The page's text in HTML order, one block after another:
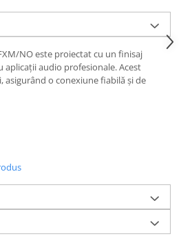
NO este proiectat cu un finisaj
aplicații audio profesionale. Acest
asigurând o conexiune fiabilă și de